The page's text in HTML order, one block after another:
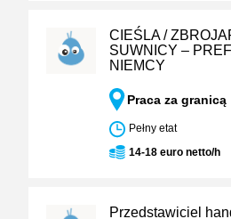
CIEŚLA /
SUWNICY –
NIEMCY
Praca za granicą
Pełny etat
14-18 euro netto/h
Przedstawiciel